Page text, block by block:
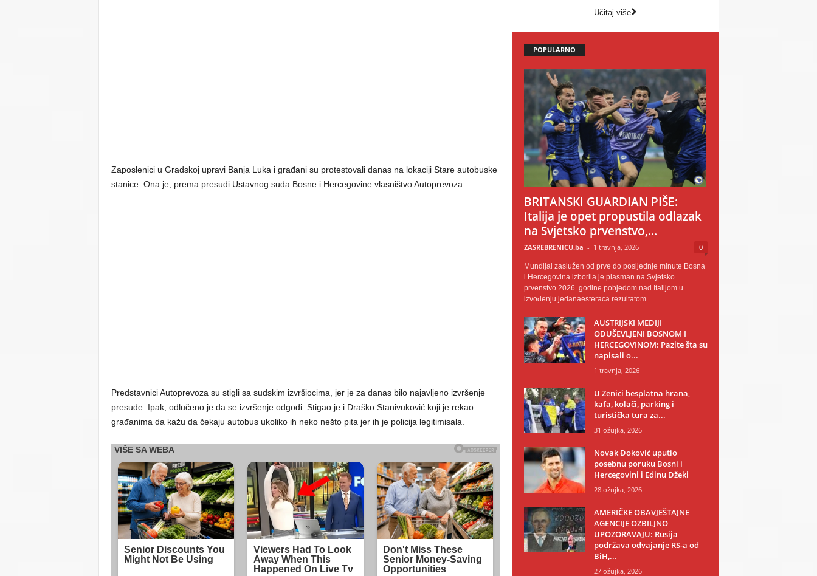
Zaposlenici u Gradskoj upravi Banja Luka i građani su protestovali danas na lokaciji Stare autobuske
stanice. Ona je, prema presudi Ustavnog suda Bosne i Hercegovine vlasništvo Autoprevoza.
Predstavnici Autoprevoza su stigli sa sudskim izvršiocima, jer je za danas bilo najavljeno izvršenje
presude. Ipak, odlučeno je da se izvršenje odgodi. Stigao je i Draško Stanivuković koji je rekao
građanima da kažu da čekaju autobus ukoliko ih neko nešto pita jer ih je policija legitimisala.
Učitaj više
POPULARNO
BRITANSKI GUARDIAN PIŠE:
Italija je opet propustila odlazak
na Svjetsko prvenstvo,...
ZASREBRENICU.ba - 1 travnja, 2026 0
Mundijal zaslužen od prve do posljednje minute Bosna
i Hercegovina izborila je plasman na Svjetsko
prvenstvo 2026. godine pobjedom nad Italijom u
izvođenju jedanaesteraca rezultatom...
AUSTRIJSKI MEDIJI
ODUŠEVLJENI BOSNOM I
HERCEGOVINOM: Pazite šta su
napisali o...
1 travnja, 2026
U Zenici besplatna hrana,
kafa, kolači, parking i
turistička tura za...
31 ožujka, 2026
Novak Đoković uputio
posebnu poruku Bosni i
Hercegovini i Edinu Džeki
28 ožujka, 2026
AMERIČKE OBAVJEŠTAJNE
AGENCIJE OZBILJNO
UPOZORAVAJU: Rusija
podržava odvajanje RS-a od
BiH,...
27 ožujka, 2026